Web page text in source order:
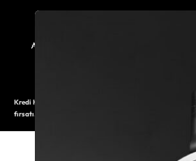
Kredi Kartı ile 12 aya varan taksitli alışveriş imkanı.
fırsatı.
SAAT